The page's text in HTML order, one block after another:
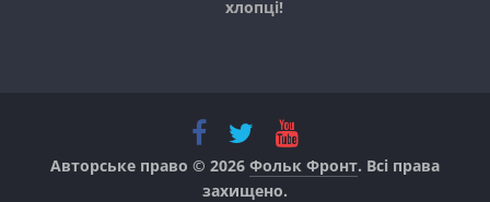
хлопці!
Авторське право © 2026 Фольк Фронт. Всі права
захищено.